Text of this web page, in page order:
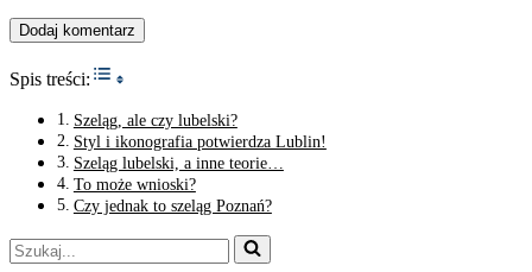
Spis treści: Toggle Table of Content
Szeląg, ale czy lubelski?
Styl i ikonografia potwierdza Lublin!
Szeląg lubelski, a inne teorie…
To może wnioski?
Czy jednak to szeląg Poznań?
Szukaj...